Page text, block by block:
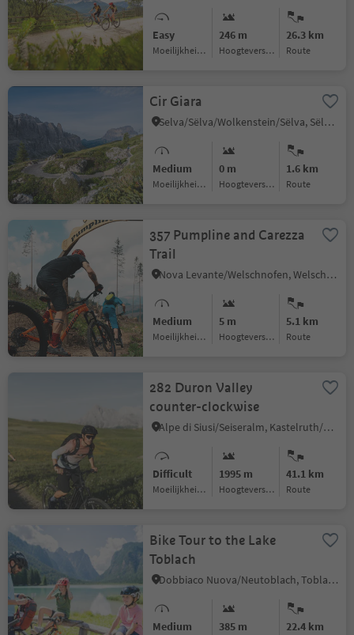
Easy
Moeilijkheidsgraad
246 m
Hoogteverschil
26.3 km
Route
Cir Giara
Selva/Sëlva/Wolkenstein/Sëlva, Sëlva/Selva di Val Gardena, Dolomites Region Val Gardena
Medium
Moeilijkheidsgraad
0 m
Hoogteverschil
1.6 km
Route
357 Pumpline and Carezza
Trail
Nova Levante/Welschnofen, Welschnofen/Nova Levante, Dolomites Region Eggental
Medium
Moeilijkheidsgraad
5 m
Hoogteverschil
5.1 km
Route
282 Duron Valley
counter-clockwise
Alpe di Siusi/Seiseralm, Kastelruth/Castelrotto, Dolomites Region Seiser Alm
Difficult
Moeilijkheidsgraad
1995 m
Hoogteverschil
41.1 km
Route
Bike Tour to the Lake
Toblach
Dobbiaco Nuova/Neutoblach, Toblach/Dobbiaco, Dolomites Region 3 Zinnen
Medium 385 m 22.4 km